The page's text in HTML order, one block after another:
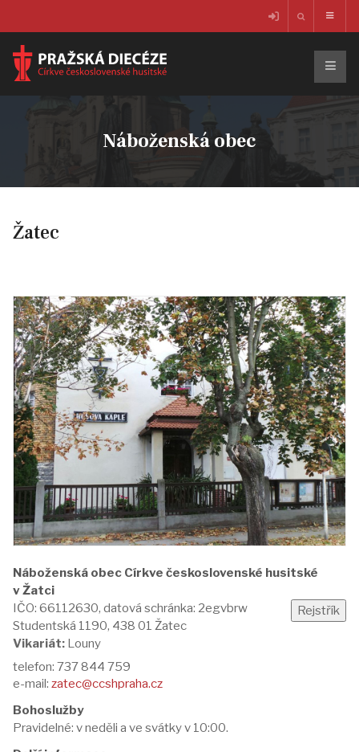
Náboženská obec
Žatec
Náboženská obec Církve československé husitské
v Žatci
IČO: 66112630, datová schránka: 2egvbrw
Studentská 1190, 438 01 Žatec
Vikariát: Louny
telefon: 737 844 759
e-mail: zatec@ccshpraha.cz
Bohoslužby
Pravidelné: v neděli a ve svátky v 10:00.